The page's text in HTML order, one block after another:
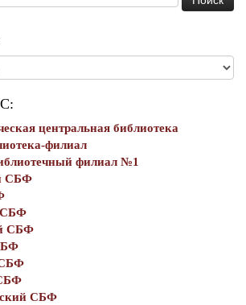
центральная библиотека
филиал
филиал №1
СБФ
СБФ
СБФ
СБФ
СБФ